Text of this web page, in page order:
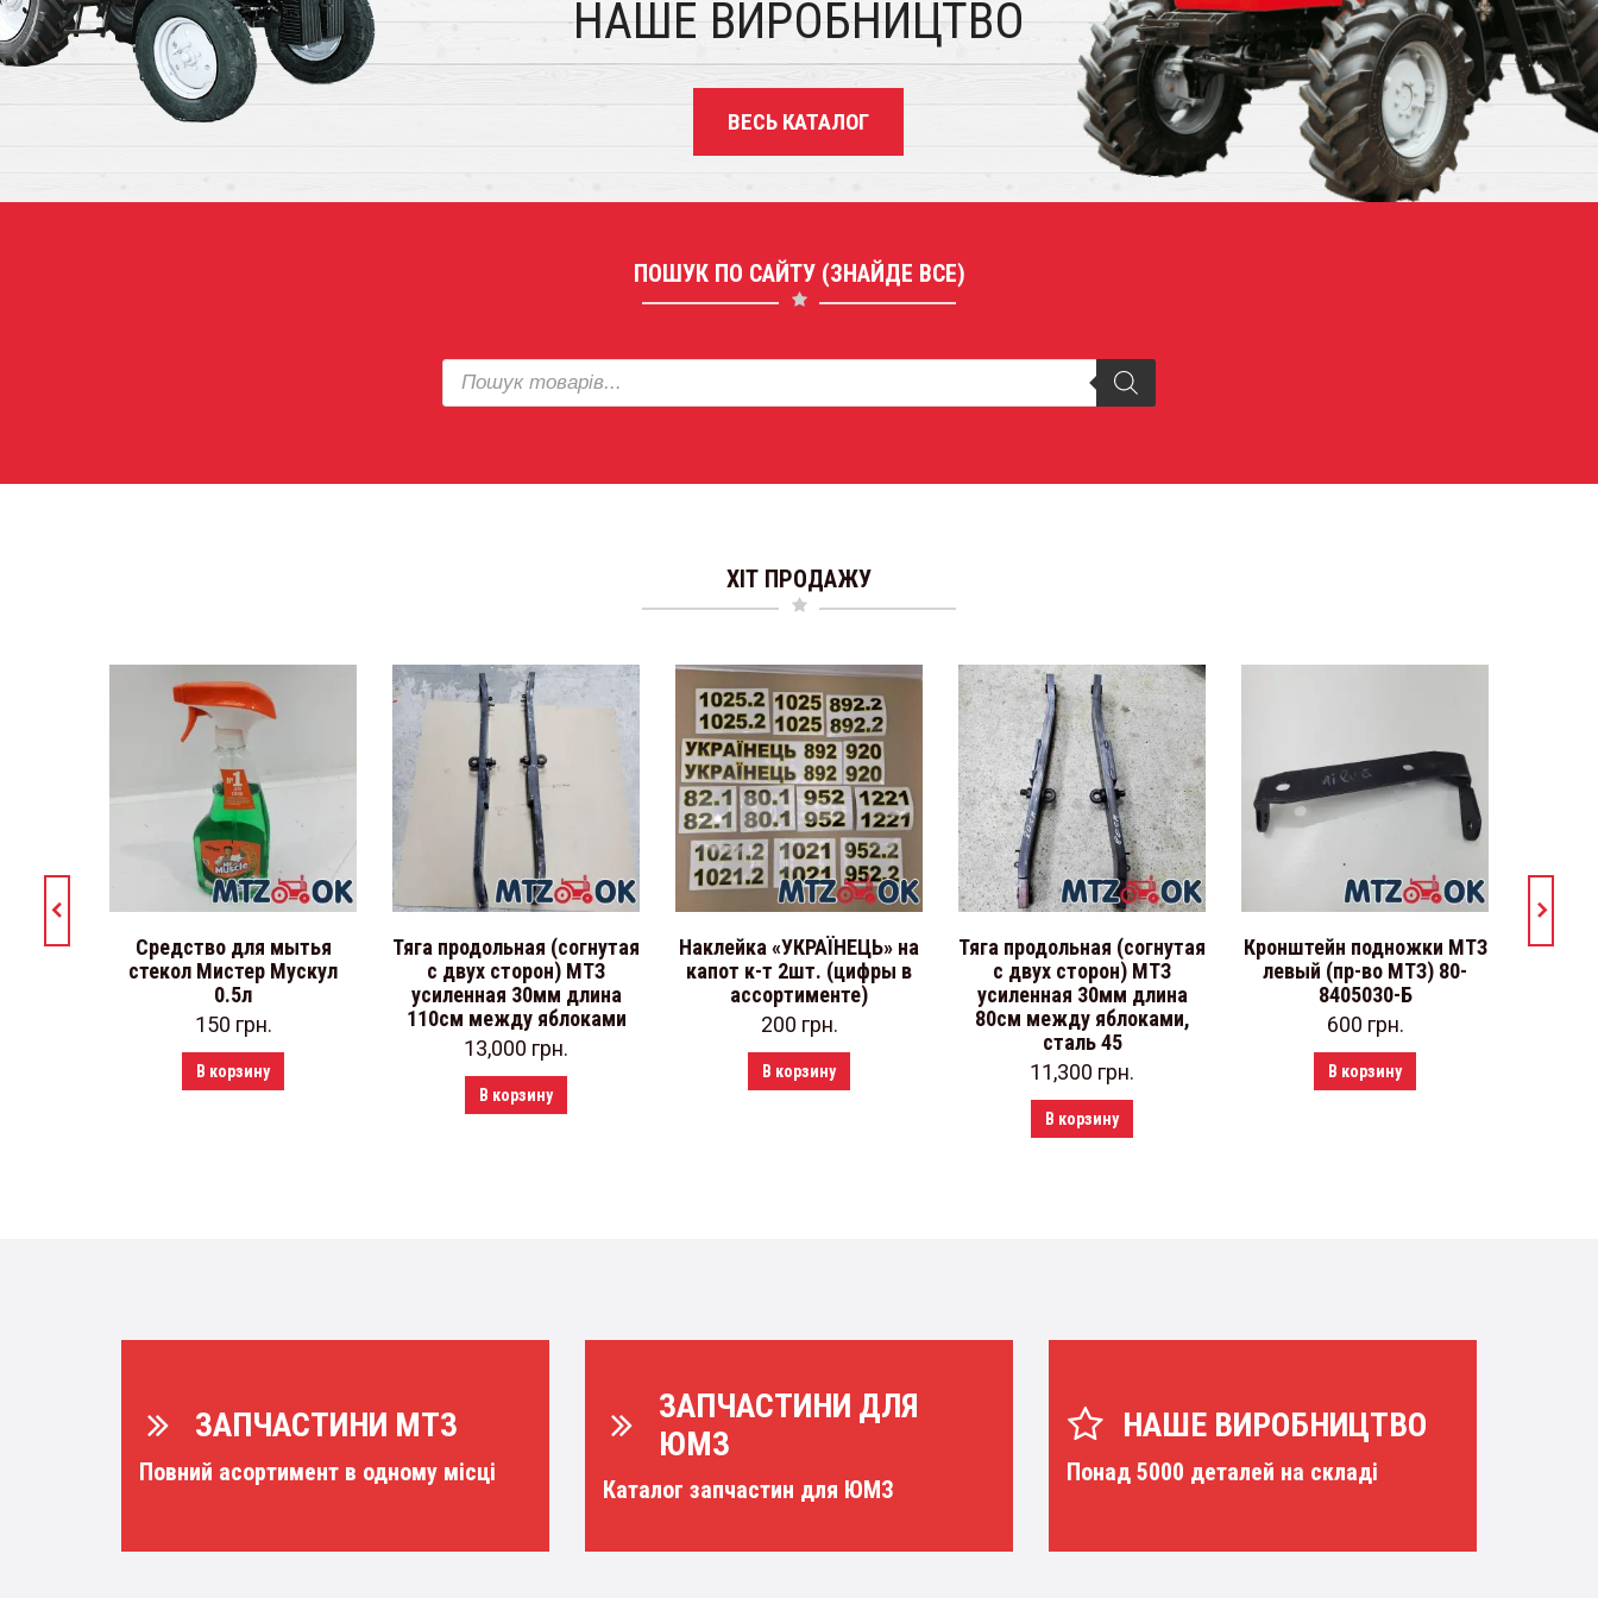
ВЕСЬ КАТАЛОГ
НАШЕ ВИРОБНИЦТВО
ПОШУК ПО САЙТУ (ЗНАЙДЕ ВСЕ)
Поиск
товаров
ХІТ ПРОДАЖУ
Средство для мытья
стекол Мистер Мускул
0.5л
150 грн.
В корзину
Тяга продольная (согнутая
с двух сторон) МТЗ
усиленная 30мм длина
110см между яблоками
13,000 грн.
В корзину
Наклейка «УКРАЇНЕЦЬ» на
капот к-т 2шт. (цифры в
ассортименте)
200 грн.
В корзину
Тяга продольная (согнутая
с двух сторон) МТЗ
усиленная 30мм длина
80см между яблоками,
сталь 45
11,300 грн.
В корзину
Кронштейн подножки МТЗ
левый (пр-во МТЗ) 80-
8405030-Б
600 грн.
В корзину
Тяга
ЗАПЧАСТИНИ МТЗ
Повний асортимент в одному місці
ЗАПЧАСТИНИ ДЛЯ
ЮМЗ
Каталог запчастин для ЮМЗ
НАШЕ ВИРОБНИЦТВО
Понад 5000 деталей на складі